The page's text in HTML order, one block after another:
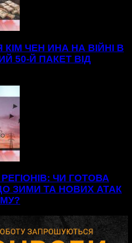
КІМ ЧЕН ИНА НА ВІЙНІ В
50-Й ПАКЕТ ВІД
ЧИ ГОТОВА
ЗИМИ ТА НОВИХ АТАК